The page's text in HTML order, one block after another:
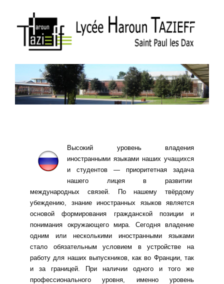
Высокий уровень владения
иностранными языками наших учащихся
и студентов — приоритетная задача
нашего лицея в развитии
международных связей. По нашему твёрдому
убеждению, знание иностранных языков является
основой формирования гражданской позиции и
понимания окружающего мира. Сегодня владение
одним или несколькими иностранными языками
стало обязательным условием в устройстве на
работу для наших выпускников, как во Франции, так
и за границей. При наличии одного и того же
профессионального уровня, именно уровень